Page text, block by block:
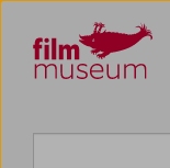
Zum Inhalt
Zum Hauptmenü
Zur Servicenavigation
Zum Suche